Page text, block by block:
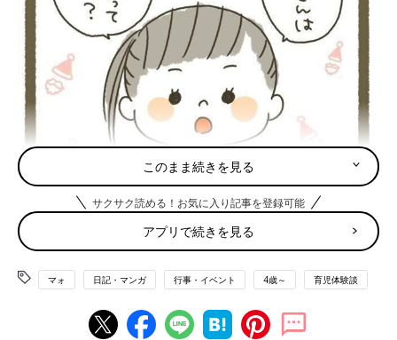
このまま続きを見る
サクサク読める！お気に入り記事を登録可能
アプリで続きを見る
マォ 日記・マンガ 行事・イベント 4歳～ 育児体験談